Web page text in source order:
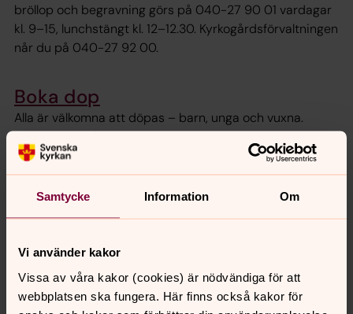
Samtycke Information Om
Vi använder kakor
Vissa av våra kakor (cookies) är nödvändiga för att
webbplatsen ska fungera. Här finns också kakor för
bröllop och begravning görs på 040-27 90 01 vardagar
kl. 9–15, lunchstängt kl. 12–12.30. Kyrkogårdsförvaltningen
når du på 040-27 92 00.
Boka dop
Alla är välkomna att döpas – barn, unga och vuxna.
Dopet är en gåva och ett löfte om att Gud alltid har
omsorg om dig. Det är en fest för att välkomna livet. Här
kan du boka dop i Svenska kyrkan Malmö via
webbokningen.